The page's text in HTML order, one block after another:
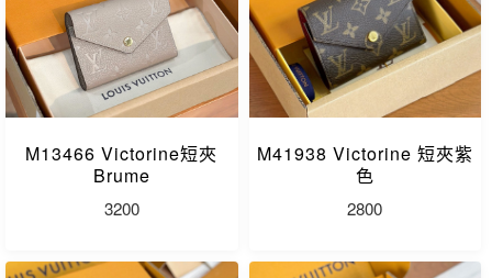
M13466 Victorine短夾
Brume
3200
M41938 Victorine 短夾紫
色
2800